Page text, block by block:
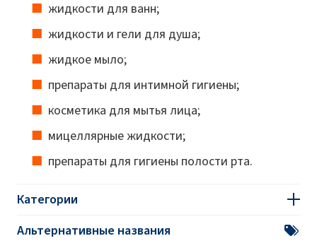
жидкости для ванн;
жидкости и гели для душа;
жидкое мыло;
препараты для интимной гигиены;
косметика для мытья лица;
мицеллярные жидкости;
препараты для гигиены полости рта.
Категории
Альтернативные названия